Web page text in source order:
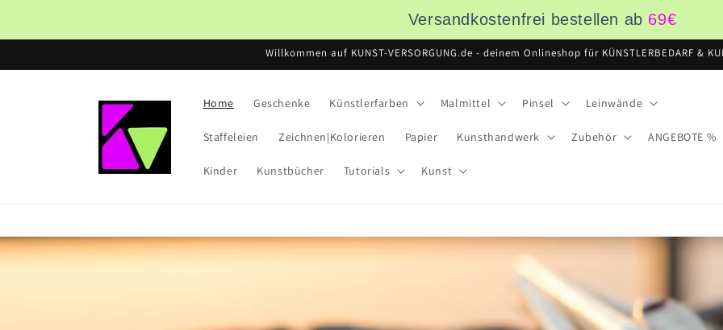
Versandkostenfrei bestellen ab 69€
Willkommen auf KUNST-VERSORGUNG.de - deinem Onlineshop für KÜNSTLERBEDARF &
Home Geschenke Künstlerfarben Malmittel Pinsel Leinwände
Staffeleien Zeichnen|Kolorieren Papier Kunsthandwerk Zubehör ANGEBOTE %
Kinder Kunstbücher Tutorials Kunst